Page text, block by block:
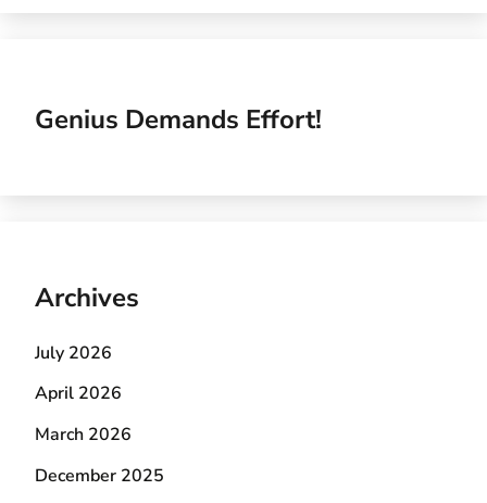
Genius Demands Effort!
Archives
July 2026
April 2026
March 2026
December 2025